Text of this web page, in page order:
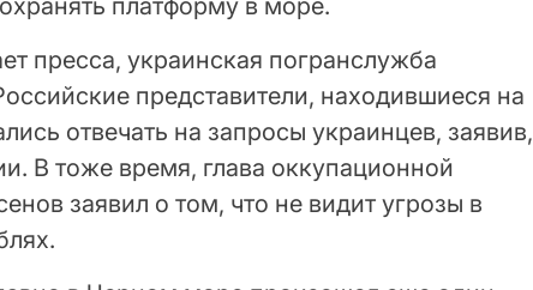
платформу в море.
пресса, украинская погранслужба
представители, находившиеся на
отвечать на запросы украинцев, заявив,
В тоже время, глава оккупационной
заявил о том, что не видит угрозы в